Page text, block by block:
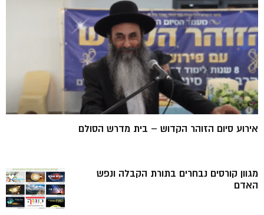
אירוע סיום הזוהר הקדוש – בית מדרש הסולם
מגוון קורסים נבחרים בתורת הקבלה ונפש
האדם